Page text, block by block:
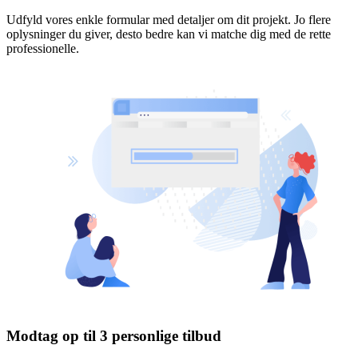
Udfyld vores enkle formular med detaljer om dit projekt. Jo flere
oplysninger du giver, desto bedre kan vi matche dig med de rette
professionelle.
Modtag op til 3 personlige tilbud